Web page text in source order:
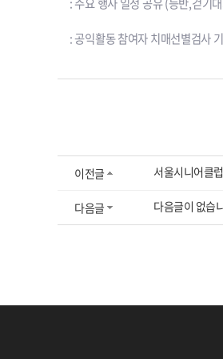
: 공익활동 참여자 치매선별검사
이전글 서울시니어클
다음글 다음글이 없습